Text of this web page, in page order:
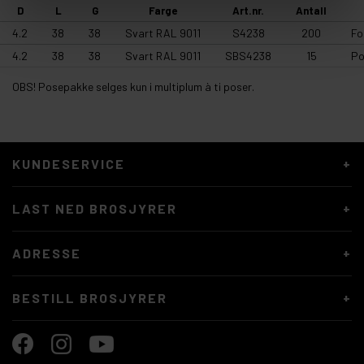
D L G Farge Art.nr. Antall
4.2 38 38 Svart RAL 9011 S4238 200
4.2
38 38 Svart RAL 9011 SBS4238 15
OBS! Posepakke selges kun i multiplum à ti poser.
KUNDESERVICE
LAST NED BROSJYRER
ADRESSE
BESTILL BROSJYRER